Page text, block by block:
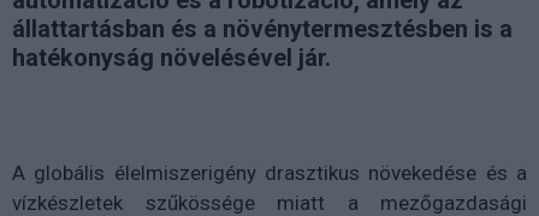
állattartásban és a növénytermesztésben is a
hatékonyság növelésével jár.
A globális élelmiszerigény drasztikus növekedése és a
vízkészletek szűkössége miatt a mezőgazdasági